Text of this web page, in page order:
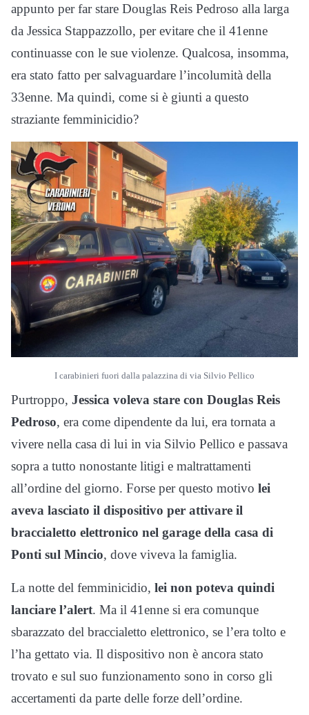
appunto per far stare Douglas Reis Pedroso alla larga
da Jessica Stappazzollo, per evitare che il 41enne
continuasse con le sue violenze. Qualcosa, insomma,
era stato fatto per salvaguardare l’incolumità della
33enne. Ma quindi, come si è giunti a questo
straziante femminicidio?
I carabinieri fuori dalla palazzina di via Silvio Pellico
Purtroppo, Jessica voleva stare con Douglas Reis
Pedroso, era come dipendente da lui, era tornata a
vivere nella casa di lui in via Silvio Pellico e passava
sopra a tutto nonostante litigi e maltrattamenti
all’ordine del giorno. Forse per questo motivo lei
aveva lasciato il dispositivo per attivare il
braccialetto elettronico nel garage della casa di
Ponti sul Mincio, dove viveva la famiglia.
La notte del femminicidio, lei non poteva quindi
lanciare l’alert. Ma il 41enne si era comunque
sbarazzato del braccialetto elettronico, se l’era tolto e
l’ha gettato via. Il dispositivo non è ancora stato
trovato e sul suo funzionamento sono in corso gli
accertamenti da parte delle forze dell’ordine.